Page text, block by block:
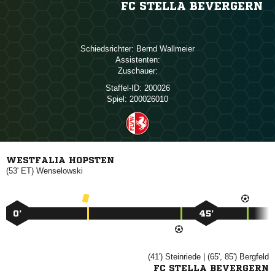
FC STELLA BEVERGERN
Schiedsrichter:  
Assistenten:
Zuschauer:
Staffel-ID: 200026
Spiel: 200026010
WESTFALIA HOPSTEN
(53' ET) 
0’ 45’
(41')  | (65', 85') 
FC STELLA BEVERGERN